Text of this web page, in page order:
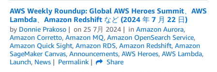
AWS Weekly Roundup: Global AWS Heroes Summit、AWS
Lambda、Amazon Redshift など (2024 年 7 月 22 日)
by Donnie Prakoso on 25 7月 2024 in Amazon Aurora,
Amazon Corretto, Amazon MQ, Amazon OpenSearch Service,
Amazon Quick Sight, Amazon RDS, Amazon Redshift, Amazon
SageMaker Canvas, Announcements, AWS Heroes, AWS Lambda,
Launch, News Permalink
Share